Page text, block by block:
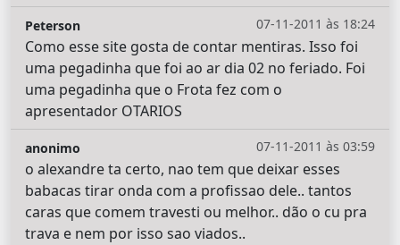
07-11-2011 às 18:24
Peterson
Como esse site gosta de contar mentiras. Isso foi
uma pegadinha que foi ao ar dia 02 no feriado. Foi
uma pegadinha que o Frota fez com o
apresentador OTARIOS
07-11-2011 às 03:59
anonimo
o alexandre ta certo, nao tem que deixar esses
babacas tirar onda com a profissao dele.. tantos
caras que comem travesti ou melhor.. dão o cu pra
trava e nem por isso sao viados..